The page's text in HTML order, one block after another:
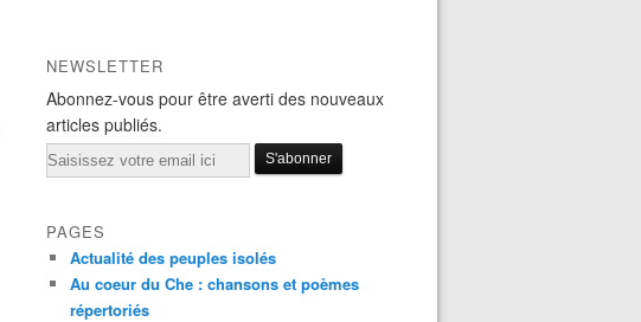
NEWSLETTER
Abonnez-vous pour être averti des nouveaux
articles publiés.
Email
PAGES
Actualité des peuples isolés
Au coeur du Che : chansons et poèmes
répertoriés